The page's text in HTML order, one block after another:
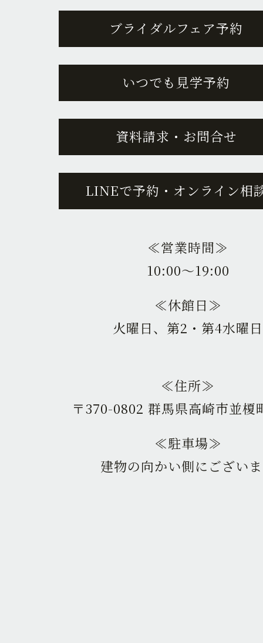
ブライダルフェア予約
いつでも見学予約
資料請求・お問合せ
LINEで予約・オンライン相
≪営業時間≫
10:00〜19:00
≪休館日≫
火曜日、第2・第4水曜日
≪住所≫
〒370-0802 群馬県高崎市並榎
≪駐車場≫
建物の向かい側にござい